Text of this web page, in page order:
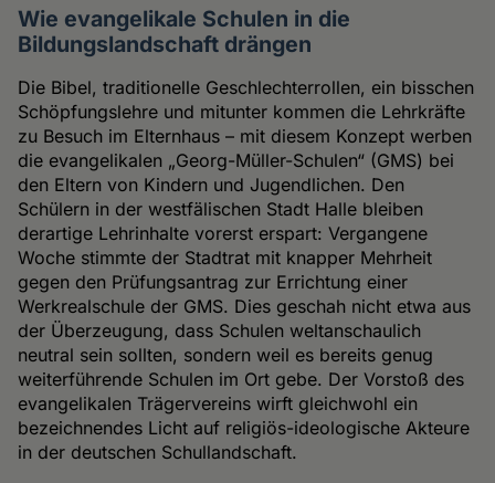
Wie evangelikale Schulen in die
Bildungslandschaft drängen
Die Bibel, traditionelle Geschlechterrollen, ein bisschen
Schöpfungslehre und mitunter kommen die Lehrkräfte
zu Besuch im Elternhaus – mit diesem Konzept werben
die evangelikalen „Georg-Müller-Schulen“ (GMS) bei
den Eltern von Kindern und Jugendlichen. Den
Schülern in der westfälischen Stadt Halle bleiben
derartige Lehrinhalte vorerst erspart: Vergangene
Woche stimmte der Stadtrat mit knapper Mehrheit
gegen den Prüfungsantrag zur Errichtung einer
Werkrealschule der GMS. Dies geschah nicht etwa aus
der Überzeugung, dass Schulen weltanschaulich
neutral sein sollten, sondern weil es bereits genug
weiterführende Schulen im Ort gebe. Der Vorstoß des
evangelikalen Trägervereins wirft gleichwohl ein
bezeichnendes Licht auf religiös-ideologische Akteure
in der deutschen Schullandschaft.